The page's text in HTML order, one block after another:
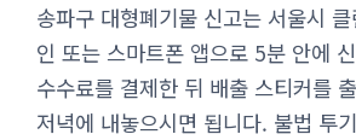
송파구 대형폐기물 신고는 서울시
인 또는 스마트폰 앱으로 5분 안에
수수료를 결제한 뒤 배출 스티커를
저녁에 내놓으시면 됩니다. 불법 투